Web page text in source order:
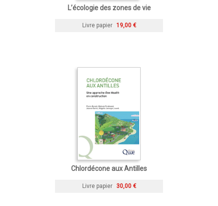
L’écologie des zones de vie
Livre papier 19,00 €
Chlordécone aux Antilles
Livre papier 30,00 €